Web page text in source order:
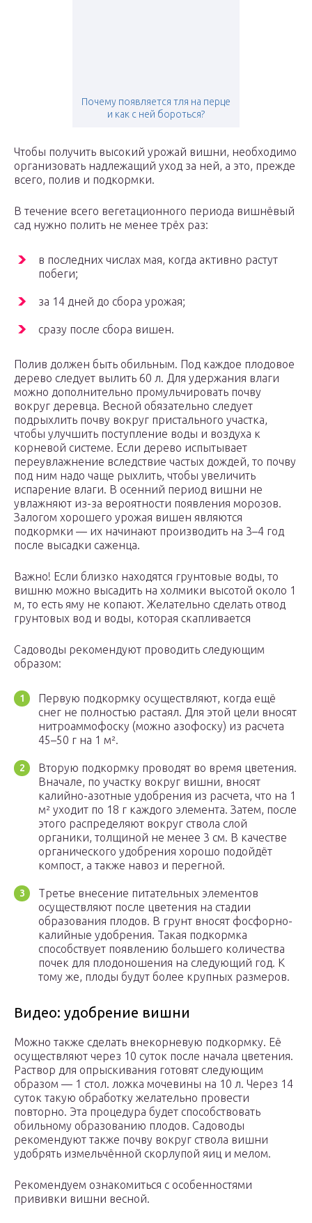
Почему появляется тля на перце
и как с ней бороться?
Чтобы получить высокий урожай вишни, необходимо
организовать надлежащий уход за ней, а это, прежде
всего, полив и подкормки.
В течение всего вегетационного периода вишнёвый
сад нужно полить не менее трёх раз:
в последних числах мая, когда активно растут
побеги;
за 14 дней до сбора урожая;
сразу после сбора вишен.
Полив должен быть обильным. Под каждое плодовое
дерево следует вылить 60 л. Для удержания влаги
можно дополнительно промульчировать почву
вокруг деревца. Весной обязательно следует
подрыхлить почву вокруг пристального участка,
чтобы улучшить поступление воды и воздуха к
корневой системе. Если дерево испытывает
переувлажнение вследствие частых дождей, то почву
под ним надо чаще рыхлить, чтобы увеличить
испарение влаги. В осенний период вишни не
увлажняют из-за вероятности появления морозов.
Залогом хорошего урожая вишен являются
подкормки — их начинают производить на 3–4 год
после высадки саженца.
Важно! Если близко находятся грунтовые воды, то
вишню можно высадить на холмики высотой около 1
м, то есть яму не копают. Желательно сделать отвод
грунтовых вод и воды, которая скапливается
Садоводы рекомендуют проводить следующим
образом:
Первую подкормку осуществляют, когда ещё
снег не полностью растаял. Для этой цели вносят
нитроаммофоску (можно азофоску) из расчета
45–50 г на 1 м².
Вторую подкормку проводят во время цветения.
Вначале, по участку вокруг вишни, вносят
калийно-азотные удобрения из расчета, что на 1
м² уходит по 18 г каждого элемента. Затем, после
этого распределяют вокруг ствола слой
органики, толщиной не менее 3 см. В качестве
органического удобрения хорошо подойдёт
компост, а также навоз и перегной.
Третье внесение питательных элементов
осуществляют после цветения на стадии
образования плодов. В грунт вносят фосфорно-
калийные удобрения. Такая подкормка
способствует появлению большего количества
почек для плодоношения на следующий год. К
тому же, плоды будут более крупных размеров.
Видео: удобрение вишни
Можно также сделать внекорневую подкормку. Её
осуществляют через 10 суток после начала цветения.
Раствор для опрыскивания готовят следующим
образом — 1 стол. ложка мочевины на 10 л. Через 14
суток такую обработку желательно провести
повторно. Эта процедура будет способствовать
обильному образованию плодов. Садоводы
рекомендуют также почву вокруг ствола вишни
удобрять измельчённой скорлупой яиц и мелом.
Рекомендуем ознакомиться с особенностями
прививки вишни весной.